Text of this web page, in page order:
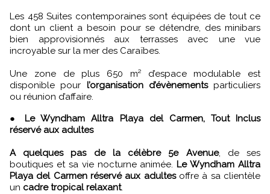
Les 458 Suites contemporaines sont équipées de tout ce
dont un client a besoin pour se détendre, des minibars
bien approvisionnés aux terrasses avec une vue
incroyable sur la mer des Caraïbes.
Une zone de plus 650 m² d’espace modulable est
disponible pour l’organisation d’évènementsparticuliers
ou réunion d’affaire.
Le Wyndham Alltra Playa del Carmen, Tout Inclus
réservé aux adultes
A quelques pas de la célèbre 5e Avenue, de ses
boutiques et sa vie nocturne animée. Le Wyndham Alltra
Playa del Carmen réservé aux adultesoffre à sa clientèle
un cadre tropical relaxant.